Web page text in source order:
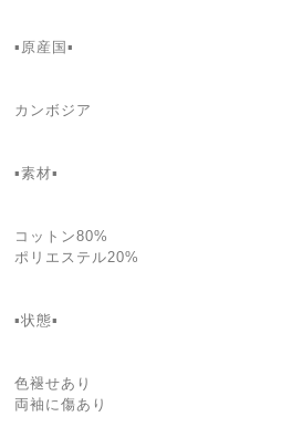
▪️原産国▪️
カンボジア
▪️素材▪️
コットン80%
ポリエステル20%
▪️状態▪️
色褪せあり
両袖に傷あり